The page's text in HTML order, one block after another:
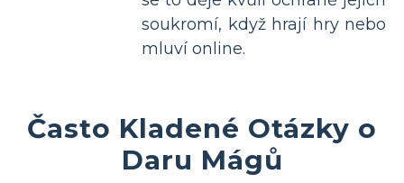
soukromí, když hrají hry nebo
mluví online.
Často Kladené Otázky o
Daru Mágů